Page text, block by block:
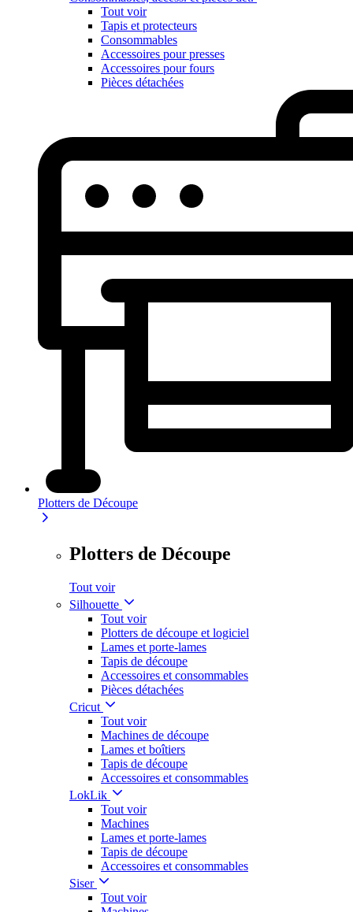
Tout voir
Tapis et protecteurs
Consommables
Accessoires pour presses
Accessoires pour fours
Pièces détachées
Plotters de Découpe
Plotters de Découpe
Tout voir
Silhouette
Tout voir
Plotters de découpe et logiciel
Lames et porte-lames
Tapis de découpe
Accessoires et consommables
Pièces détachées
Cricut
Tout voir
Machines de découpe
Lames et boîtiers
Tapis de découpe
Accessoires et consommables
LokLik
Tout voir
Machines
Lames et porte-lames
Tapis de découpe
Accessoires et consommables
Siser
Tout voir